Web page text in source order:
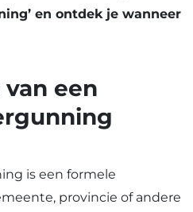
en ontdek je wanneer
een
is een formele
provincie of andere